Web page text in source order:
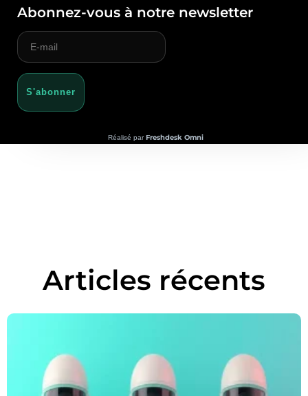
Abonnez-vous à notre newsletter
S'abonner
Réalisé parFreshdesk Omni
Articles récents